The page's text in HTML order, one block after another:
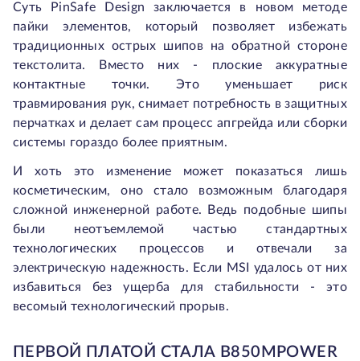
Суть PinSafe Design заключается в новом методе
пайки элементов, который позволяет избежать
традиционных острых шипов на обратной стороне
текстолита. Вместо них - плоские аккуратные
контактные точки. Это уменьшает риск
травмирования рук, снимает потребность в защитных
перчатках и делает сам процесс апгрейда или сборки
системы гораздо более приятным.
И хоть это изменение может показаться лишь
косметическим, оно стало возможным благодаря
сложной инженерной работе. Ведь подобные шипы
были неотъемлемой частью стандартных
технологических процессов и отвечали за
электрическую надежность. Если MSI удалось от них
избавиться без ущерба для стабильности - это
весомый технологический прорыв.
ПЕРВОЙ ПЛАТОЙ СТАЛА B850MPOWER